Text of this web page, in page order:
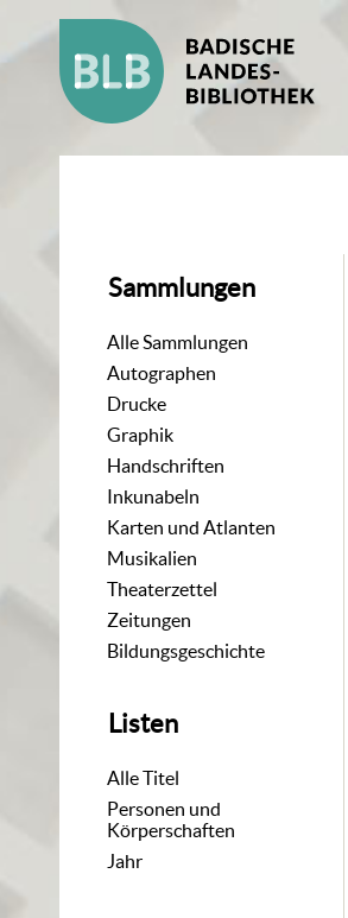
Sammlungen
Alle Sammlungen
Autographen
Drucke
Graphik
Handschriften
Inkunabeln
Karten und Atlanten
Musikalien
Theaterzettel
Zeitungen
Bildungsgeschichte
Listen
Alle Titel
Personen und
Körperschaften
Jahr